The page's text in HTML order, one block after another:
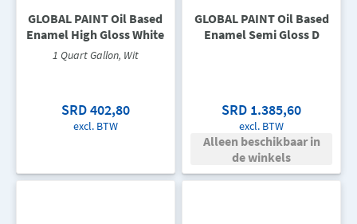
GLOBAL PAINT Oil Based
Enamel High Gloss White
1 Quart Gallon, Wit
SRD 402,80
excl. BTW
GLOBAL PAINT Oil Based
Enamel Semi Gloss D
SRD 1.385,60
excl. BTW
Alleen beschikbaar in
de winkels